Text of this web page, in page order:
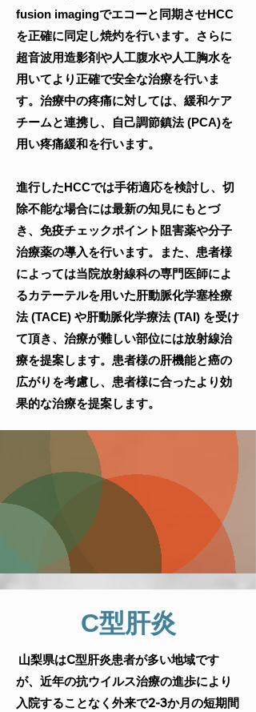
fusion imagingでエコーと同期させHCC
を正確に同定し焼灼を行います。さらに
超音波用造影剤や人工腹水や人工胸水を
用いてより正確で安全な治療を行いま
す。治療中の疼痛に対しては、緩和ケア
チームと連携し、自己調節鎮法 (PCA)を
用い疼痛緩和を行います。
進行したHCCでは手術適応を検討し、切
除不能な場合には最新の知見にもとづ
き、免疫チェックポイント阻害薬や分子
治療薬の導入を行います。また、患者様
によっては当院放射線科の専門医師によ
るカテーテルを用いた肝動脈化学塞栓療
法 (TACE) や肝動脈化学療法 (TAI) を受け
て頂き、治療が難しい部位には放射線治
療を提案します。患者様の肝機能と癌の
広がりを考慮し、患者様に合ったより効
果的な治療を提案します。
C型肝炎
山梨県はC型肝炎患者が多い地域です
が、近年の抗ウイルス治療の進歩により
入院することなく外来で2-3か月の短期間